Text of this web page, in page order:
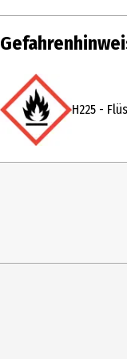
Inhalt
Einsatzbereich
Farbnummer
Inhaltsstoffe
H225 -